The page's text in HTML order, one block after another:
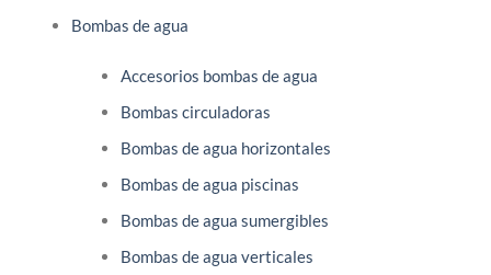
Bombas de agua
Accesorios bombas de agua
Bombas circuladoras
Bombas de agua horizontales
Bombas de agua piscinas
Bombas de agua sumergibles
Bombas de agua verticales